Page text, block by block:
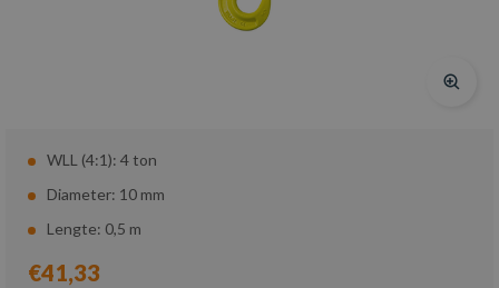
WLL (4:1): 4 ton
Diameter: 10 mm
Lengte: 0,5 m
€41,33